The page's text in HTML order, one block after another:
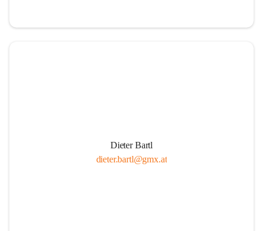
Dieter Bartl
dieter.bartl@gmx.at